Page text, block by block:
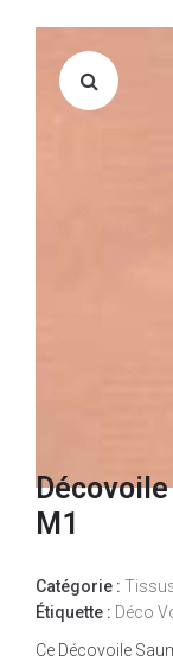
M1
Catégorie :
Étiquette : Déco
Ce Décovoile